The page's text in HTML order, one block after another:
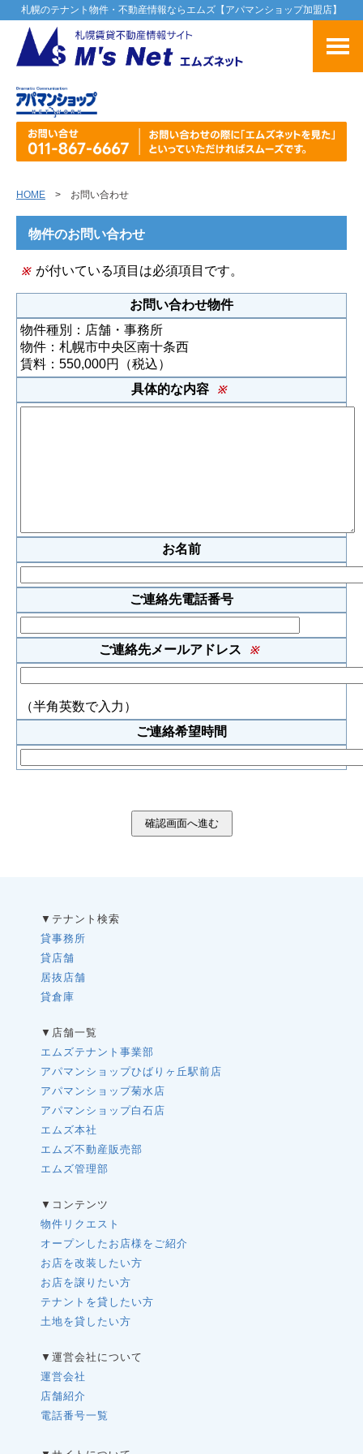
札幌のテナント物件・不動産情報ならエムズ【アパマンショップ加盟店】
HOME > お問い合わせ
物件のお問い合わせ
※ が付いている項目は必須項目です。
お問い合わせ物件
物件種別：店舗・事務所
物件：札幌市中央区南十条西
賃料：550,000円（税込）
具体的な内容
※
お名前
ご連絡先電話番号
ご連絡先メールアドレス ※
（半角英数で入力）
ご連絡希望時間
確認画面へ進む
▼テナント検索
貸事務所
貸店舗
居抜店舗
貸倉庫
▼店舗一覧
エムズテナント事業部
アパマンショップひばりヶ丘駅前店
アパマンショップ菊水店
アパマンショップ白石店
エムズ本社
エムズ不動産販売部
エムズ管理部
▼コンテンツ
物件リクエスト
オープンしたお店様をご紹介
お店を改装したい方
お店を譲りたい方
テナントを貸したい方
土地を貸したい方
▼運営会社について
運営会社
店舗紹介
電話番号一覧